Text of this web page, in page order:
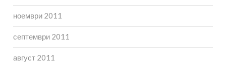
ноември 2011
септември 2011
август 2011